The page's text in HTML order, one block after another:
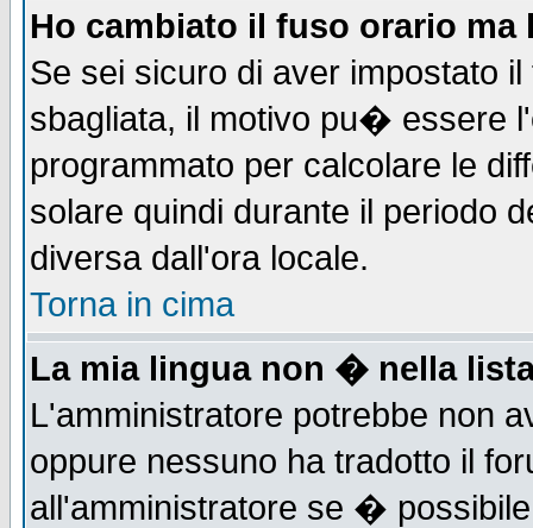
Ho cambiato il fuso orario
Se sei sicuro di aver impostato
sbagliata, il motivo pu� essere
programmato per calcolare le
solare quindi durante il periodo
diversa dall'ora locale.
Torna in cima
La mia lingua non � nella
L'amministratore potrebbe non
oppure nessuno ha tradotto il
all'amministratore se �